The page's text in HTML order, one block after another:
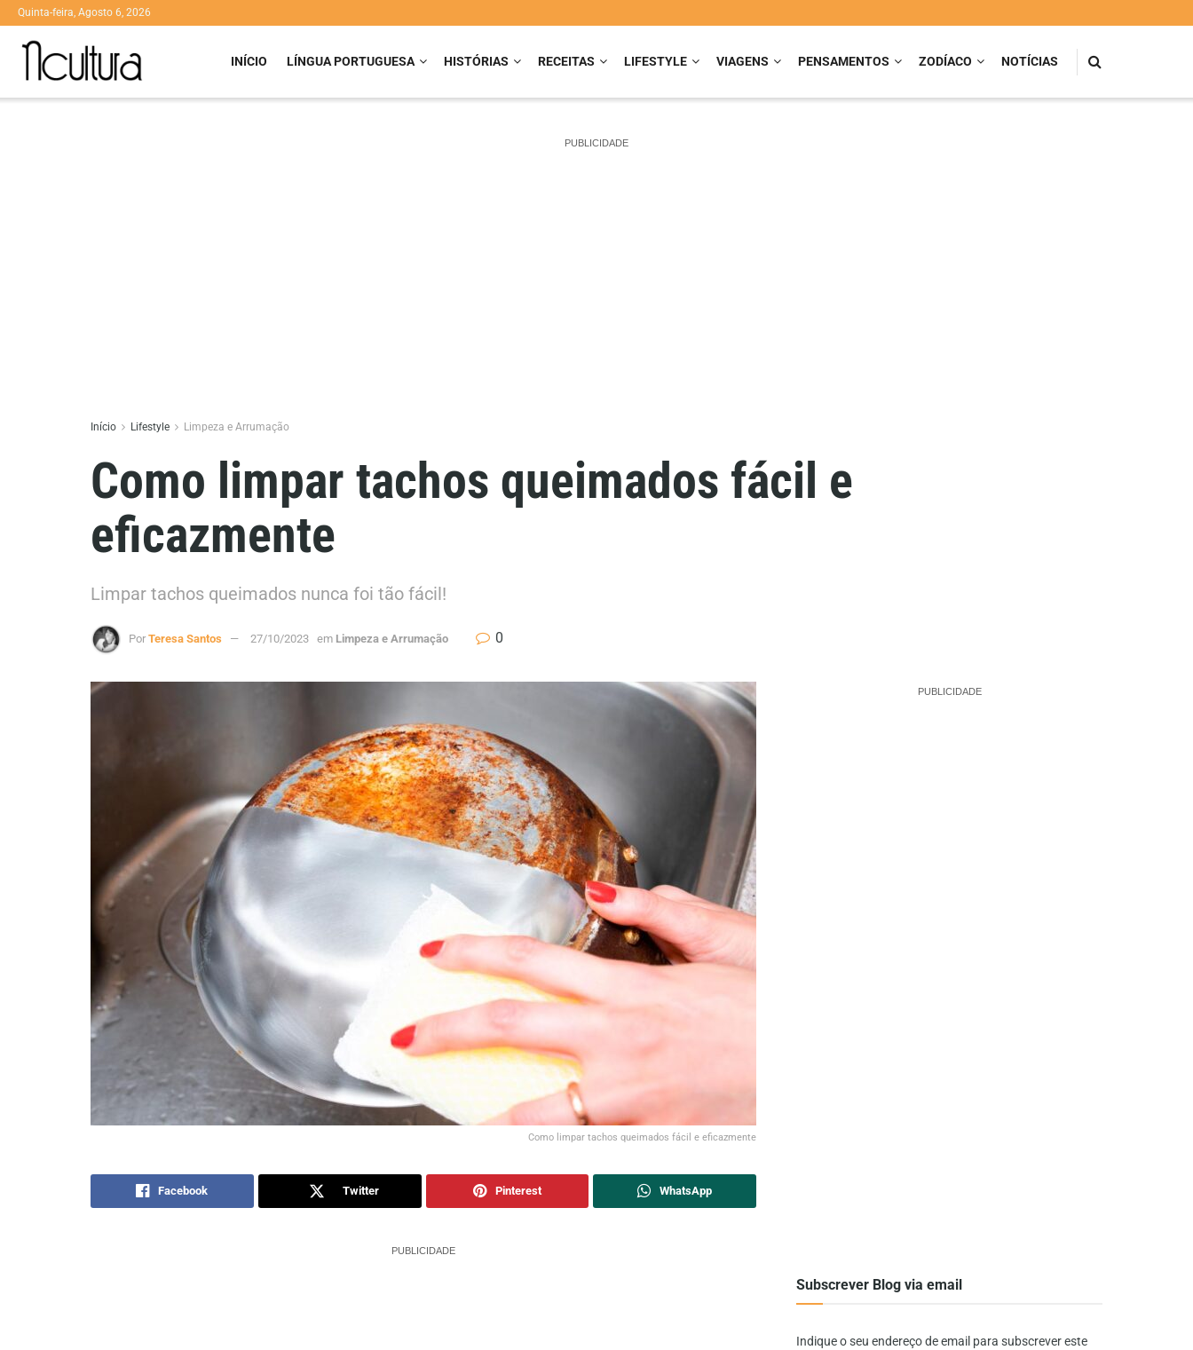
Quinta-feira, Agosto 6, 2026
INÍCIO LÍNGUA PORTUGUESA HISTÓRIAS RECEITAS LIFESTYLE VIAGENS PENSAMENTOS ZODÍACO NOTÍCIAS
PUBLICIDADE
Início Lifestyle Limpeza e Arrumação
Como limpar tachos queimados fácil e
eficazmente
Limpar tachos queimados nunca foi tão fácil!
Por Teresa Santos 27/10/2023 em Limpeza e Arrumação 0
Como limpar tachos queimados fácil e eficazmente
Facebook Twitter Pinterest WhatsApp
PUBLICIDADE
PUBLICIDADE
Subscrever Blog via email
Indique o seu endereço de email para subscrever este